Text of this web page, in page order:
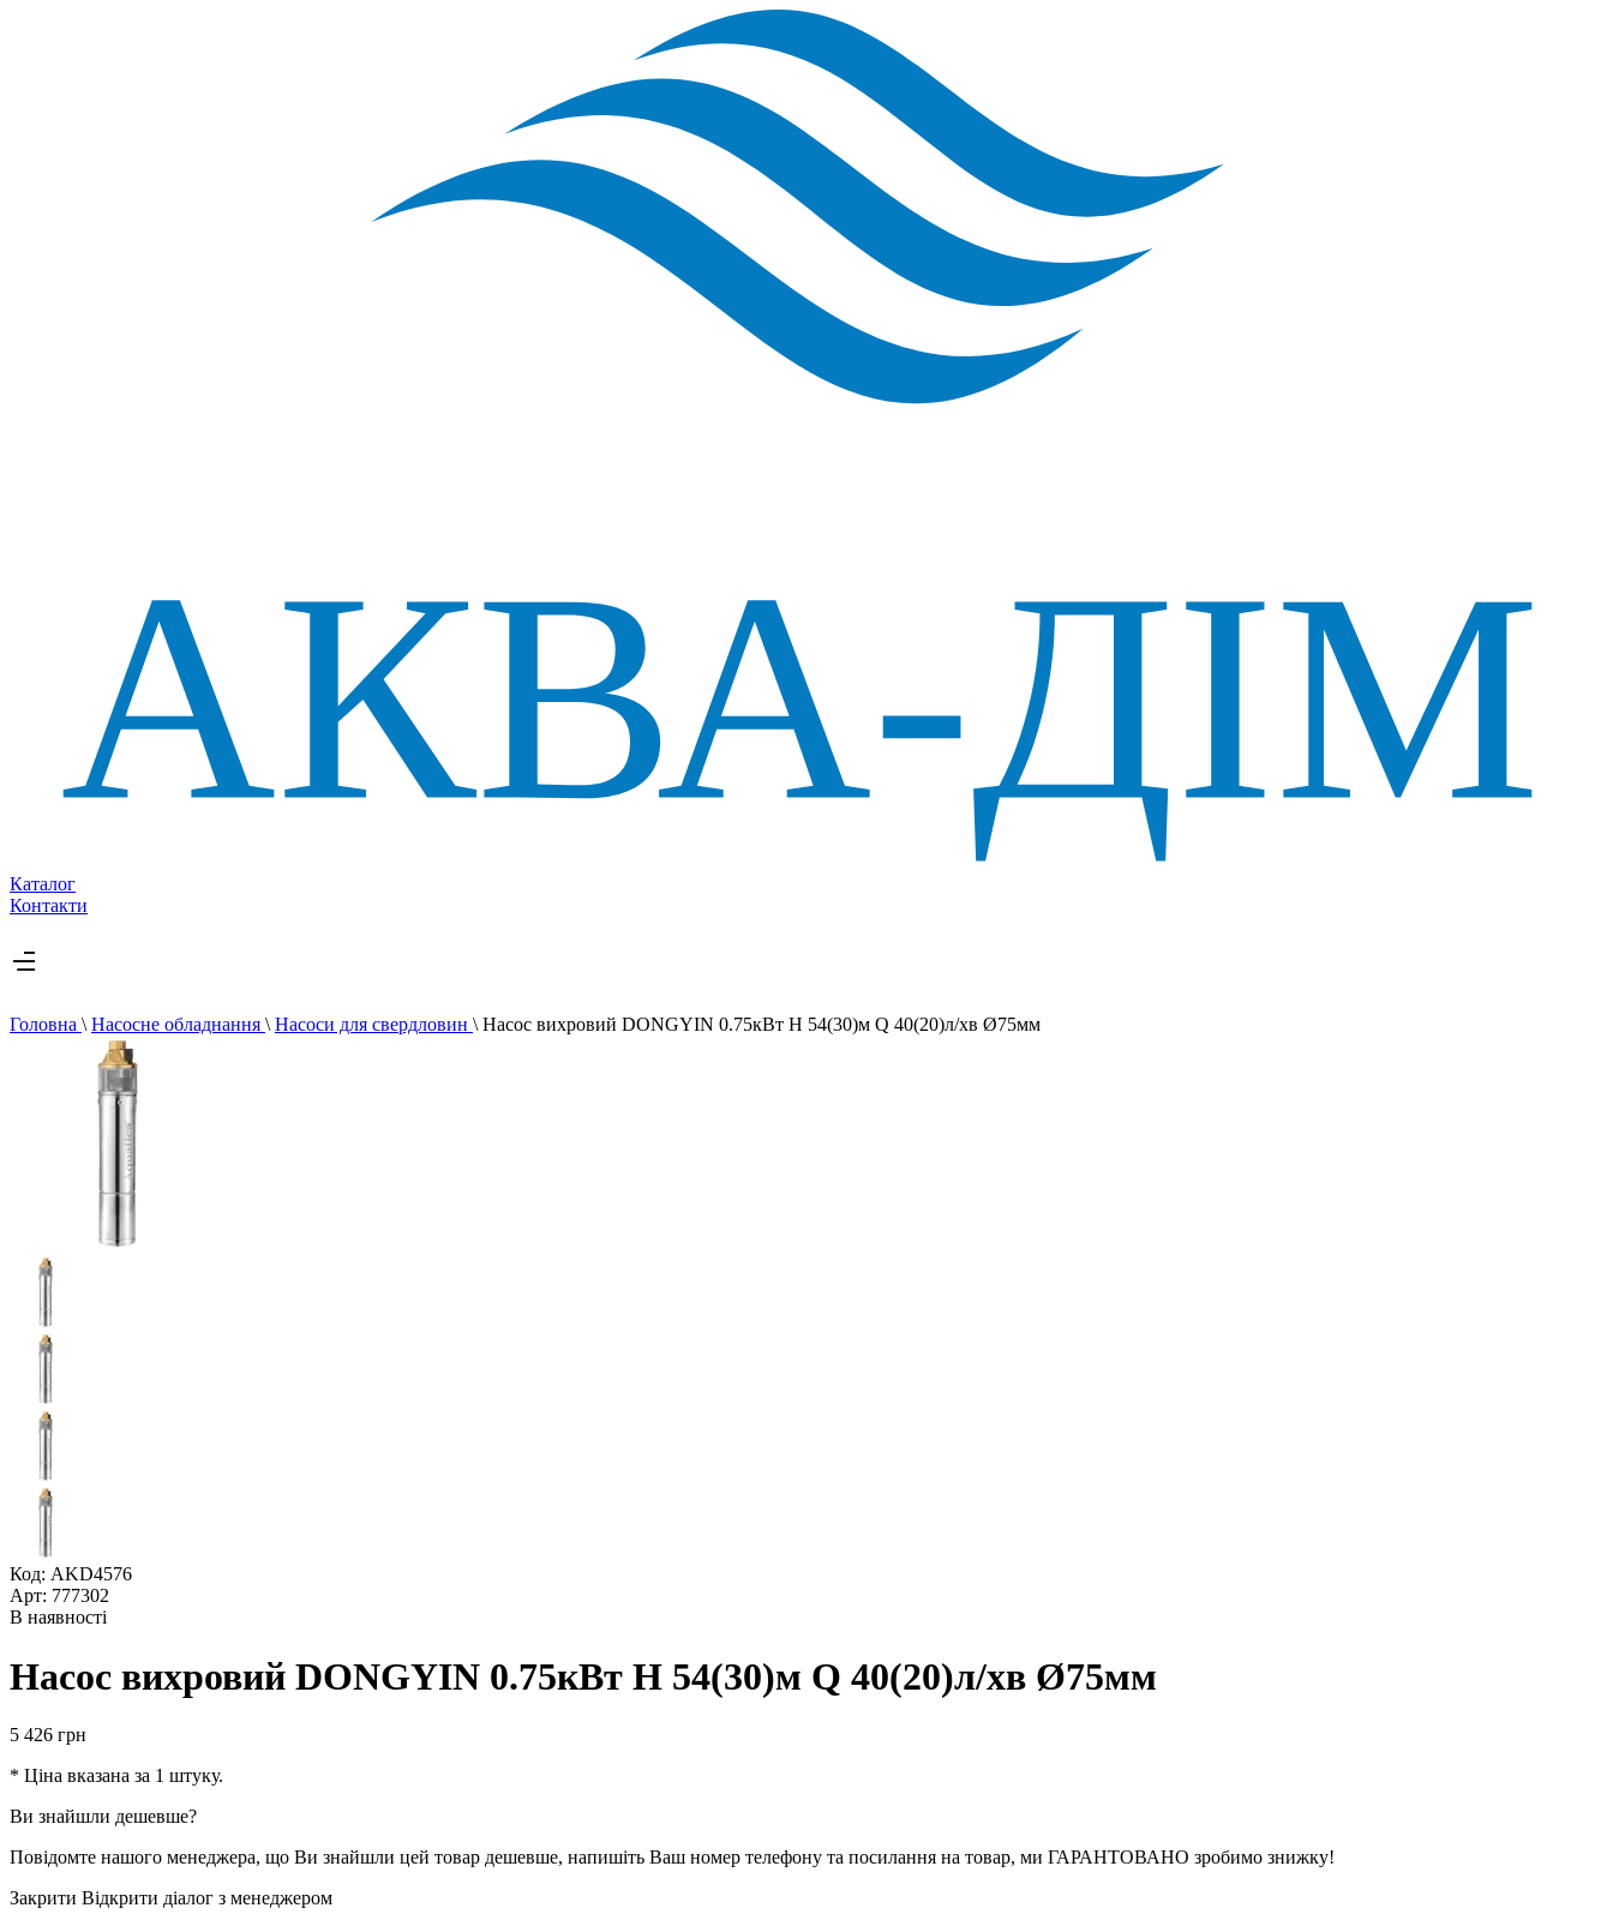
Каталог
Контакти
Головна \ Насосне обладнання \ Насоси для свердловин \ Насос вихровий DONGYIN 0.75кВт H 54(30)м Q 40(20)л/хв Ø75мм
Код: AKD4576
Арт: 777302
В наявності
Насос вихровий DONGYIN 0.75кВт H 54(30)м Q 40(20)л/хв Ø75мм
5 426 грн
* Ціна вказана за 1 штуку.
Ви знайшли дешевше?
Повідомте нашого менеджера, що Ви знайшли цей товар дешевше, напишіть Ваш номер телефону та посилання на товар, ми ГАРАНТОВАНО зробимо знижку!
Закрити Відкрити діалог з менеджером